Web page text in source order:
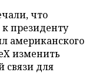
что
президенту
американского
изменить
связи для